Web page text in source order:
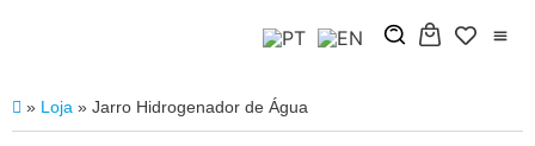
» Loja » Jarro Hidrogenador de Água